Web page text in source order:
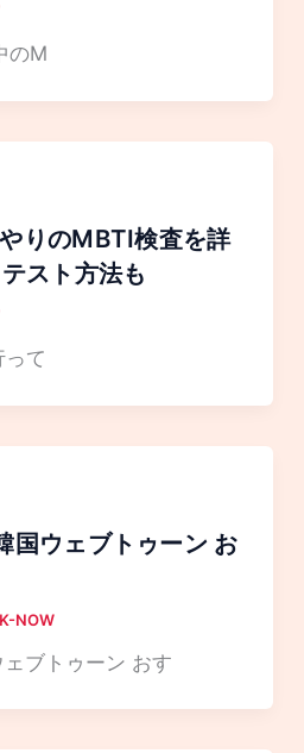
のM
りのMBTI検査を詳
スト方法も
て
国ウェブトゥーン お
K-NOW
ブトゥーン おす